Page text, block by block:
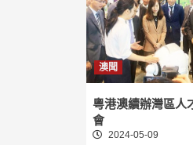
澳聞
粵港澳續辦灣區人
會
2024-05-09